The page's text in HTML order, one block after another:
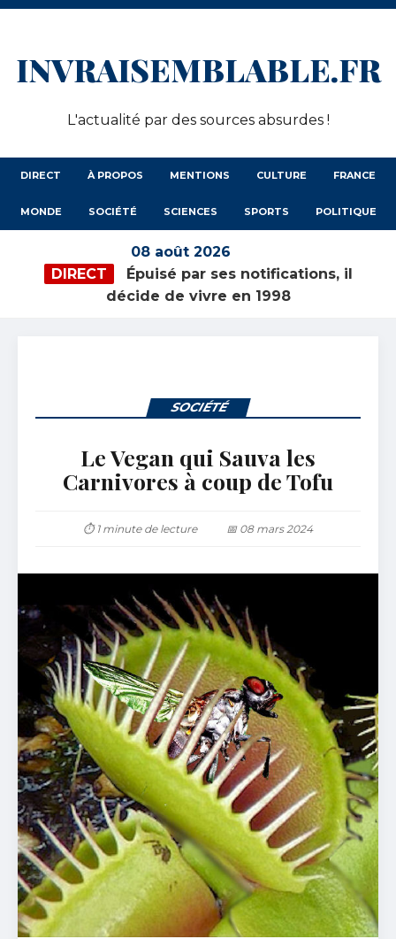
INVRAISEMBLABLE.FR
L'actualité par des sources absurdes !
DIRECT À PROPOS MENTIONS CULTURE FRANCE
MONDE SOCIÉTÉ SCIENCES SPORTS POLITIQUE
08 août 2026
DIRECT
Épuisé par ses notifications, il
décide de vivre en 1998
SOCIÉTÉ
Le Vegan qui Sauva les
Carnivores à coup de Tofu
⏱ 1 minute de lecture 📅 08 mars 2024